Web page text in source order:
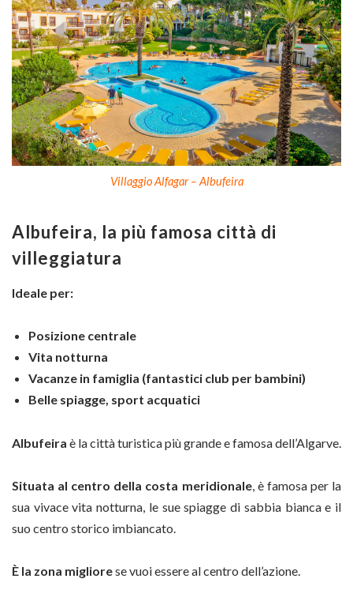
Villaggio Alfagar – Albufeira
Albufeira, la più famosa città di
villeggiatura
Ideale per:
Posizione centrale
Vita notturna
Vacanze in famiglia (fantastici club per bambini)
Belle spiagge, sport acquatici
Albufeira è la città turistica più grande e famosa dell’Algarve.
Situata al centro della costa meridionale, è famosa per la
sua vivace vita notturna, le sue spiagge di sabbia bianca e il
suo centro storico imbiancato.
È la zona migliorese vuoi essere al centro dell’azione.